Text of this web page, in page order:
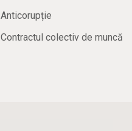
Anticorupție
Contractul colectiv de muncă